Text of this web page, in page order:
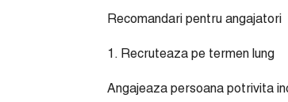
Recomandari pentru angajatori
1. Recruteaza pe termen lung
Angajeaza persoana potrivita